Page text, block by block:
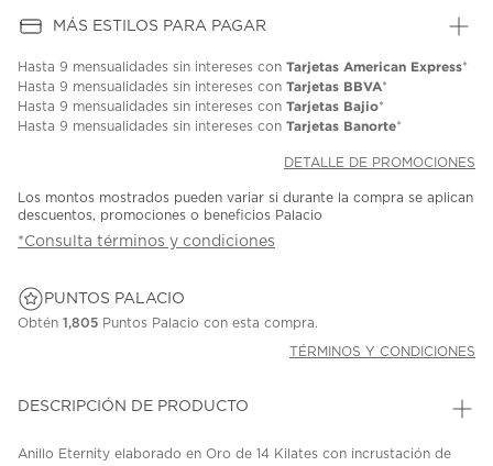
MÁS ESTILOS PARA PAGAR
Hasta 9 mensualidades sin intereses con Tarjetas American Express*
Hasta 9 mensualidades sin intereses con Tarjetas BBVA*
Hasta 9 mensualidades sin intereses con Tarjetas Bajio*
Hasta 9 mensualidades sin intereses con Tarjetas Banorte*
DETALLE DE PROMOCIONES
Los montos mostrados pueden variar si durante la compra se aplican
descuentos, promociones o beneficios Palacio
*Consulta términos y condiciones
PUNTOS PALACIO
Obtén 1,805 Puntos Palacio con esta compra.
TÉRMINOS Y CONDICIONES
DESCRIPCIÓN DE PRODUCTO
Anillo Eternity elaborado en Oro de 14 Kilates con incrustación de